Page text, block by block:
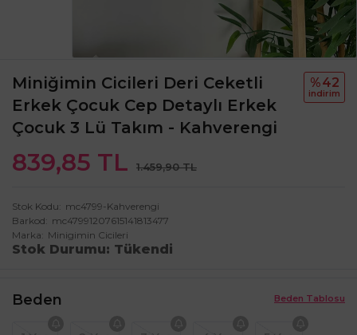
Miniğimin Cicileri Deri Ceketli
Erkek Çocuk Cep Detaylı Erkek
Çocuk 3 Lü Takım - Kahverengi
839,85 TL 1.459,90 TL
%42
i̇ndi̇ri̇m
Stok Kodu
mc4799-Kahverengi
Barkod
mc47991207615141813477
Marka
Minigimin Cicileri
Stok Durumu Tükendi
Beden Tablosu
Beden